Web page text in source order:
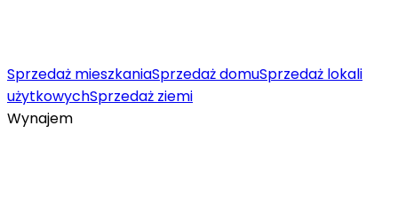
Sprzedaż mieszkaniaSprzedaż domuSprzedaż lokali
użytkowychSprzedaż ziemi
Wynajem